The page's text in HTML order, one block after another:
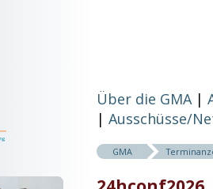
Über die GMA
Ausschüsse/
GMA